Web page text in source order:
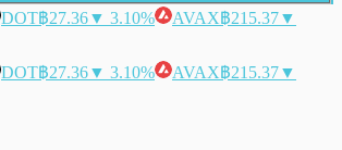
DOT฿27.36▼ 3.10% AVAX฿215.37▼
DOT฿27.36▼ 3.10% AVAX฿215.37▼